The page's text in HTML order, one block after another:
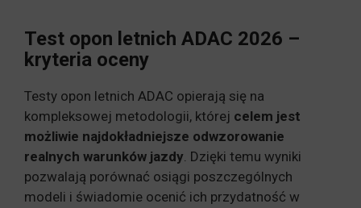
Test opon letnich ADAC 2026 –
kryteria oceny
Testy opon letnich ADAC opierają się na
kompleksowej metodologii, której celem jest
możliwie najdokładniejsze odwzorowanie
realnych warunków jazdy. Dzięki temu wyniki
pozwalają porównać osiągi poszczególnych
modeli i świadomie ocenić ich przydatność w